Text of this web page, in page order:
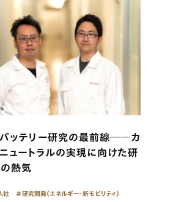
ッテリー研究の最前線──カ
ュートラルの実現に向けた研
熱気
社 研究開発（エネルギー・新モビリティ）